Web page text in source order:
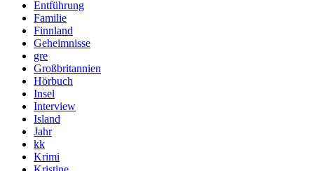
Entführung
Familie
Finnland
Geheimnisse
gre
Großbritannien
Hörbuch
Insel
Interview
Island
Jahr
kk
Krimi